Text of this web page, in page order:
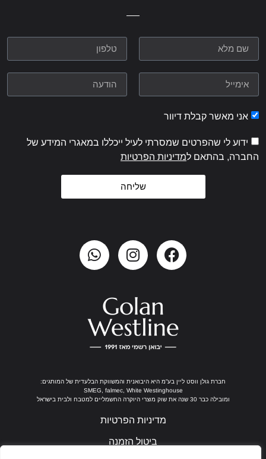
אני מאשר קבלת דיוור
ידוע לי שהפרטים שמסרתי לעיל ייכללו במאגרי המידע של
החברה, בהתאם למדיניות הפרטיות
שליחה
חברת גולן ווסט ליין בע”מ היא היבואנית והמשווקת הבלעדית של המותגים:
SMEG, falmec, White Westinghouse
ומובילה כבר 30 שנה את שוק מוצרי היוקרה החשמליים למטבח ולבית בישראל
מדיניות הפרטיות
ביטול הזמנה